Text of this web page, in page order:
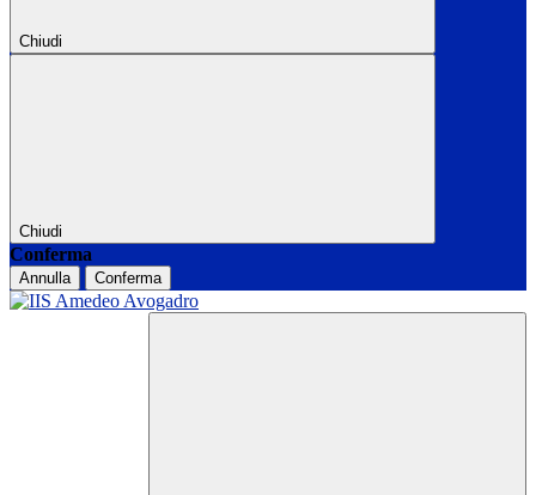
Chiudi
Chiudi
Conferma
Annulla Conferma